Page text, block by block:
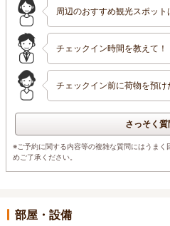
周辺のおすすめ観光スポット
チェックイン時間を教えて！
チェックイン前に荷物を預け
さっそく質
※ご予約に関する内容等の複雑な質問にはうまく
めご了承ください。
部屋・設備